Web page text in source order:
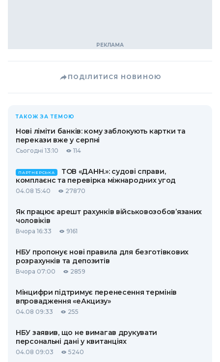
ПОДІЛИТИСЯ НОВИНОЮ
ТАКОЖ ЗА ТЕМОЮ
Нові ліміти банків: кому заблокують картки та
перекази вже у серпні
Сьогодні 13:10 114
ПАРТНЕРСЬКА
ТОВ «ДАНН.»: судові справи,
комплаєнс та перевірка міжнародних угод
04.08 15:40 27870
Як працює арешт рахунків військовозобов’язаних
чоловіків
Вчора 16:33 9161
НБУ пропонує нові правила для безготівкових
розрахунків та депозитів
Вчора 07:00 2859
Мінцифри підтримує перенесення термінів
впровадження «еАкцизу»
04.08 09:33 255
НБУ заявив, що не вимагав друкувати
персональні дані у квитанціях
04.08 09:03 5240